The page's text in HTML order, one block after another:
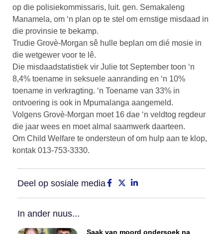
op die polisiekommissaris, luit. gen. Semakaleng
Manamela, om ‘n plan op te stel om ernstige misdaad in
die provinsie te bekamp.
Trudie Grovè-Morgan sê hulle beplan om dié mosie in
die wetgewer voor te lê.
Die misdaadstatistiek vir Julie tot September toon ‘n
8,4% toename in seksuele aanranding en ‘n 10%
toename in verkragting. ‘n Toename van 33% in
ontvoering is ook in Mpumalanga aangemeld.
Volgens Grovè-Morgan moet 16 dae ‘n veldtog regdeur
die jaar wees en moet almal saamwerk daarteen.
Om Child Welfare te ondersteun of om hulp aan te klop,
kontak 013-753-3330.
Deel op sosiale media
In ander nuus...
Saak van moord ondersoek na